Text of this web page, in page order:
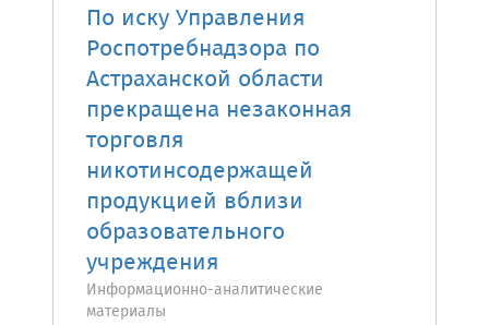
По иску Управления
Роспотребнадзора по
Астраханской области
прекращена незаконная
торговля
никотинсодержащей
продукцией вблизи
образовательного
учреждения
Информационно-аналитические
материалы